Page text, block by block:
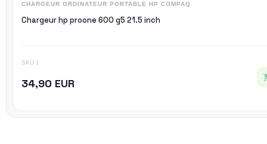
CHARGEUR ORDINATEUR PORTABLE HP COMPAQ
Chargeur hp proone 600 g5 21.5 inch
SKU 1
34,90 EUR